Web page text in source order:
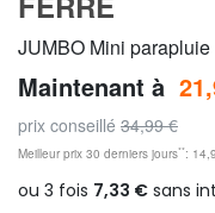
JUMBO Mini
Maintenant à
prix conseillé 34,99 €
Meilleur prix 30 derniers jours**: